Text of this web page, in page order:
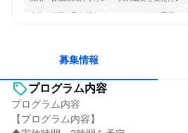
冷静に仕事に取り組む チームワークを重視
募集情報
プログラム内容
プログラム内容
【プログラム内容】